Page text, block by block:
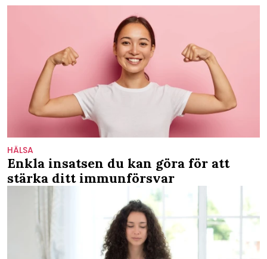
HÄLSA
Enkla insatsen du kan göra för att
stärka ditt immunförsvar